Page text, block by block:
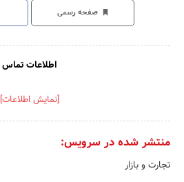
صفحه رسمی
اطلاعات تماس
[نمایش اطلاعات]
منتشر شده در سرویس:
تجارت و بازار